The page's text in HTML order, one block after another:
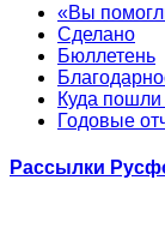
«Вы
Сделано
Бюллетень
Куда
Годовые
Рассылки